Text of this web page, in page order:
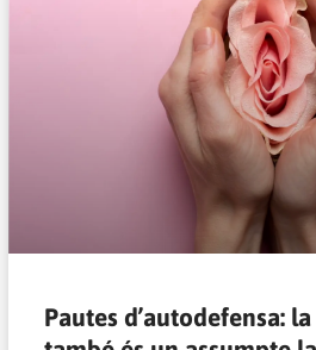
Pautes d’autodefensa: